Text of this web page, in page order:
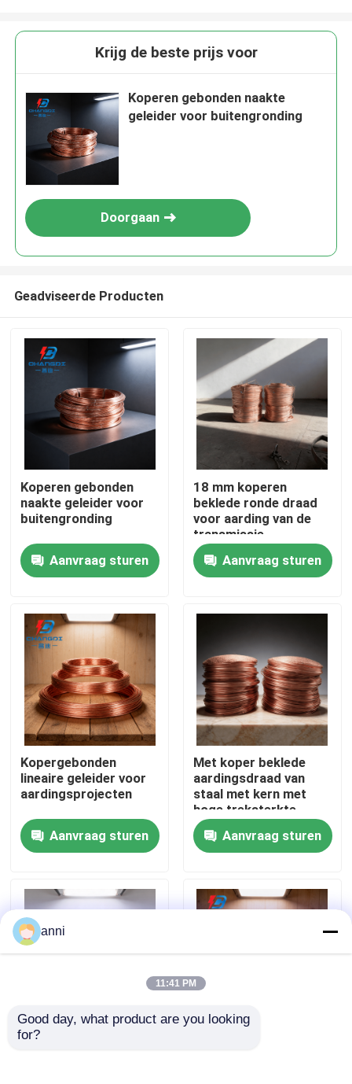
Thuis
Producten
Videos
Over ons
Fabrieksreis
Contacteer ons
Alle Gevallen
Krijg de beste prijs voor
Koperen gebonden naakte
geleider voor buitengronding
Doorgaan
Geadviseerde Producten
Koperen gebonden
naakte geleider voor
buitengronding
Aanvraag sturen
18 mm koperen
beklede ronde draad
voor aarding van de
transmissie
Aanvraag sturen
Kopergebonden
lineaire geleider voor
aardingsprojecten
Aanvraag sturen
Met koper beklede
aardingsdraad van
staal met kern met
hoge treksterkte
Aanvraag sturen
12 mm
anni
11:41 PM
Good day, what product are you looking
for?